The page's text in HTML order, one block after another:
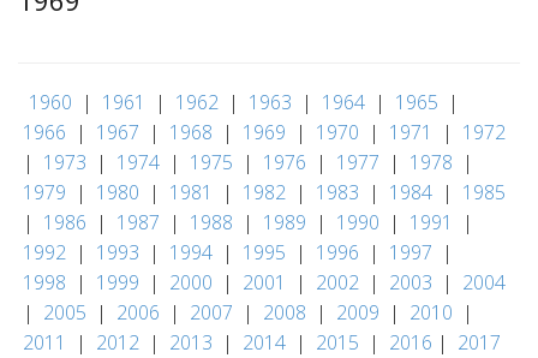
1960 | 1961 | 1962 | 1963 | 1964 | 1965 |
1966 | 1967 | 1968 | 1969 | 1970 | 1971 | 1972
| 1973 | 1974 | 1975 | 1976 | 1977 | 1978 |
1979 | 1980 | 1981 | 1982 | 1983 | 1984 | 1985
| 1986 | 1987 | 1988 | 1989 | 1990 | 1991
|
1992 | 1993 | 1994 | 1995 | 1996 | 1997 |
1998 | 1999 | 2000 | 2001 | 2002 | 2003 | 2004
| 2005 | 2006 | 2007 | 2008 | 2009 | 2010 |
2011
| 2012 | 2013 | 2014 | 2015 | 2016 | 2017